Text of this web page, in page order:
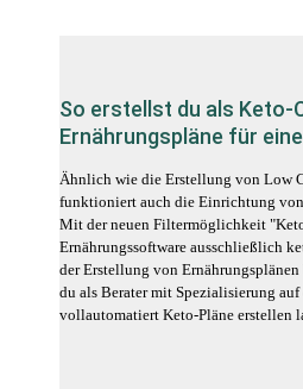
So erstellst du als Keto-
Ernährungspläne für
Ähnlich wie die Erstellung von Low
funktioniert auch die Einrichtung von
Mit der neuen Filtermöglichkeit
Ernährungssoftware ausschließlich
der Erstellung von
du als Berater mit Spezialisierung
vollautomatiert Keto-Pläne erstellen